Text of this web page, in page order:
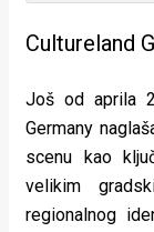
Cultureland
Još od aprila
Germany
scenu kao
velikim
regionalnog